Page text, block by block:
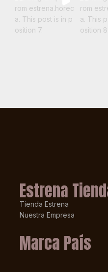
Estrena
Tienda Estrena
Nuestra Empresa
Marca País